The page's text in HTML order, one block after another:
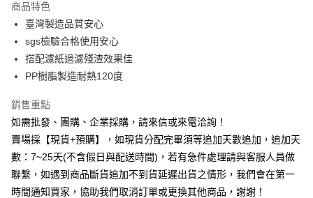
合作金庫商業銀行
華南商業銀行
上海商業儲蓄銀行
國泰世華商業銀行
臺灣中小企業銀行
聯邦商業銀行
元大商業銀行
永豐商業銀行
台新國際商業銀行
中國信託商業銀行
台灣樂天信用卡公司
6 期 0 利率 每期
華南商業銀行
上海商業儲蓄銀行
國泰世華商業銀行
匯豐（台灣）商業銀行
聯邦商業銀行
遠東國際商業銀行
元大商業銀行
永豐商業銀行
玉山商業銀行
星展（台灣）商業銀行
台新國際商業銀行
台灣樂天信用卡公司
12 期 0 利率 每期
合作金庫商業銀行
上海商業儲蓄銀行
國泰世華商業銀行
臺灣中小企業銀行
匯豐（台灣）商業銀行
華泰商業銀行
聯邦商業銀行
遠東國際商業銀行
元大商業銀行
永豐商業銀行
玉山商業銀行
星展（台灣）商業銀行
台新國際商業銀行
中國信託商業銀行
超商取貨付款
LINE Pay
Apple Pay
街口支付
悠遊付
全盈+PAY
商品特色
臺灣製造品質安心
sgs檢驗合格使用安心
搭配濾紙過濾殘渣效果佳
PP樹脂製造耐熱120度
銷售重點
如需批發、團購、企業採購，請來信或來電洽詢！
賣場採【現貨+預購】，如現貨分配完畢須等追加天數追加，追加天
數：7~25天(不含假日與配送時間)，若有急件處理請與客服人員做
聯繫，如遇到商品斷貨追加不到貨延遲出貨之情形，我們會在第一
時間通知買家，協助我們取消訂單或更換其他商品，謝謝！